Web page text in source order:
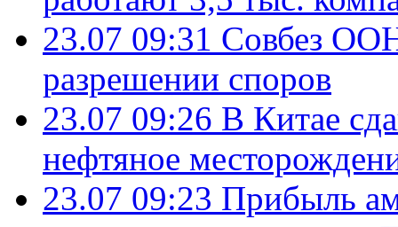
23.07 09:31 Совбез
разрешении споров
23.07 09:26 В Китае
нефтяное
23.07 09:23 Прибыль